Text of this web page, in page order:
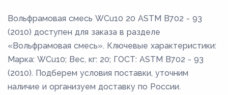
Вольфрамовая смесь WCu10 20 ASTM B702 - 93
(2010) доступен для заказа в разделе
«Вольфрамовая смесь». Ключевые характеристики:
Марка: WCu10; Вес, кг: 20; ГОСТ: ASTM B702 - 93
(2010). Подберем условия поставки, уточним
наличие и организуем доставку по России.